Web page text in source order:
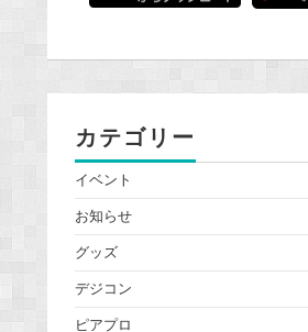
カテゴリー
イベント
お知らせ
グッズ
デジコン
ピアプロ